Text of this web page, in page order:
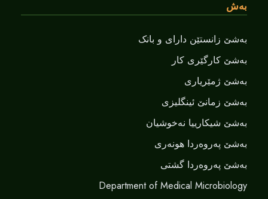
بەش
بەشێ زانستێن دارای و بانک
بەشێ کارگێری کار
بەشێ ژمێریاری
بەشێ زمانێ ‌‌ئینگلیزی
بەشێ شیکارییا نەخوشیان
بەشێ پەروەردا هونەری
بەشێ پەروەردا گشتی
Department of Medical Microbiology